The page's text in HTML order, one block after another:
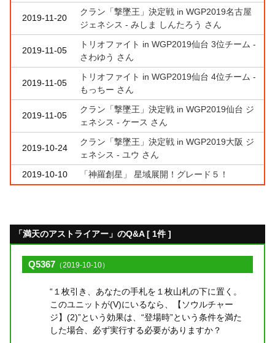
2019-11-20
クラン「撃墜王」決定戦 in WGP2019名古屋
ジェネシス - みしま しんたろう さん
2019-11-05
トリオファイト in WGP2019仙台 3位チーム -
さわゆう さん
2019-11-05
トリオファイト in WGP2019仙台 4位チーム -
もっちー さん
2019-11-05
クラン「撃墜王」決定戦 in WGP2019仙台 ジ
ェネシス - ケース さん
2019-10-24
クラン「撃墜王」決定戦 in WGP2019大阪 ジ
ェネシス - ユウ さん
2019-10-10
「神羅創星」 星域展開！グレード５！
「満天のアストライアー」のQ&A [ 1件 ]
Q5367 （2019-10-10）
“１枚引き、あなたの手札を１枚山札の下に置く。
このユニットが(V)にいるなら、【ソウルチャー
ジ】(2)”という効果は、“登場時”という条件を満た
した場合、必ず実行する必要がありますか？